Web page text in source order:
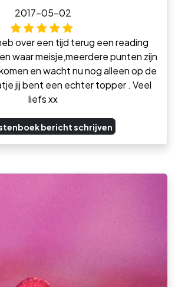
2017-05-02
over een tijd terug een reading
waar meisje,meerdere punten zijn
en wacht nu nog alleen op de
jij bent een echter topper . Veel
liefs xx
bericht schrijven